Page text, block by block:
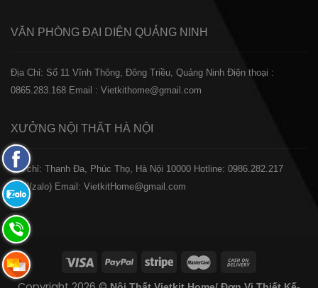
VĂN PHÒNG ĐẠI DIỆN QUẢNG NINH
Địa Chỉ: Số 11 Vĩnh Thông, Đông Triều, Quảng Ninh Điện thoại :
0865.283.168 Email : Vietkithome@gmail.com
XƯỞNG NỘI THẤT HÀ NỘI
️Địa chỉ: Thanh Đa, Phúc Thọ, Hà Nội 10000 Hotline: 0986.282.217
(Call/zalo) Email: VietkitHome@gmail.com
Fanpage
Facebook
Zalo:
0865.283.168
Hotline:
0865.283.168
Hotline: